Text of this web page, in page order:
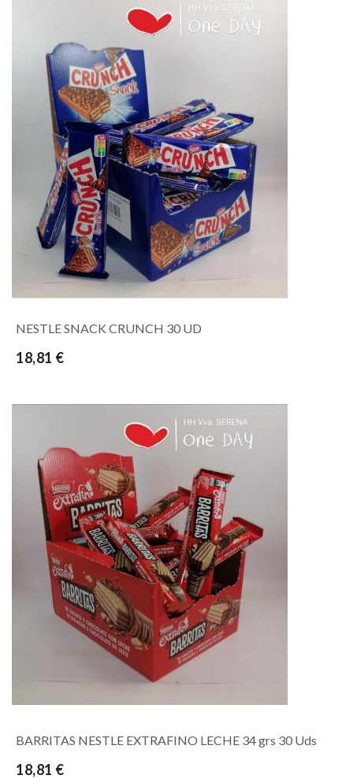
NESTLE SNACK CRUNCH 30 UD
18,81 €
BARRITAS NESTLE EXTRAFINO LECHE 34 grs 30 Uds
18,81 €